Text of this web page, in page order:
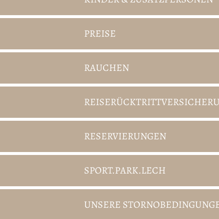
PREISE
RAUCHEN
RESERVIERUNGEN
SPORT.PARK.LECH
UNSERE